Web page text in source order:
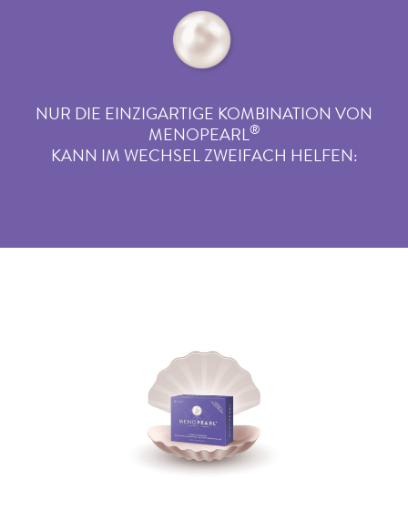
NUR DIE EINZIGARTIGE KOMBINATION VON
MENOPEARL®
KANN IM WECHSEL ZWEIFACH HELFEN: